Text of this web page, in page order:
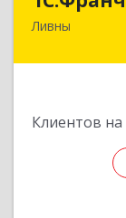
Ливны
Клиентов
303851,